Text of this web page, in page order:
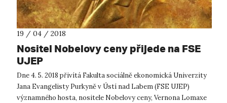
19 / 04 / 2018
Nositel Nobelovy ceny přijede na FSE
UJEP
Dne 4. 5. 2018 přivítá Fakulta sociálně ekonomická Univerzity
Jana Evangelisty Purkyně v Ústí nad Labem (FSE UJEP)
významného hosta, nositele Nobelovy ceny, Vernona Lomaxe